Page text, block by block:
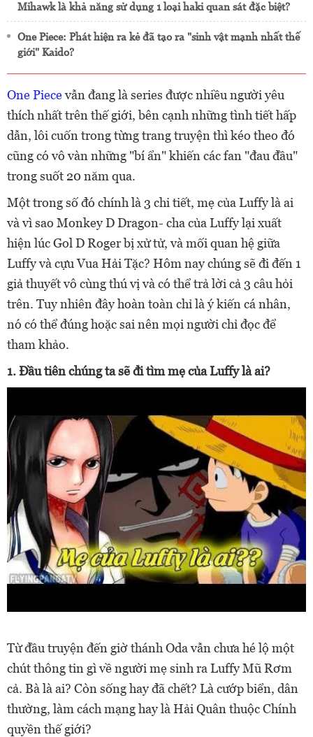
Mihawk là khả năng sử dụng 1 loại haki quan sát đặc biệt?
One Piece: Phát hiện ra kẻ đã tạo ra "sinh vật mạnh nhất thế
giới" Kaido?
One Piecevẫn đang là series được nhiều người yêu
thích nhất trên thế giới, bên cạnh những tình tiết hấp
dẫn, lôi cuốn trong từng trang truyện thì kéo theo đó
cũng có vô vàn những "bí ẩn" khiến các fan "đau đầu"
trong suốt 20 năm qua.
Một trong số đó chính là 3 chi tiết, mẹ của Luffy là ai
và vì sao Monkey D Dragon- cha của Luffy lại xuất
hiện lúc Gol D Roger bị xử tử, và mối quan hệ giữa
Luffy và cựu Vua Hải Tặc? Hôm nay chúng sẽ đi đến 1
giả thuyết vô cùng thú vị và có thể trả lời cả 3 câu hỏi
trên. Tuy nhiên đây hoàn toàn chỉ là ý kiến cá nhân,
nó có thể đúng hoặc sai nên mọi người chỉ đọc để
tham khảo.
1. Đầu tiên chúng ta sẽ đi tìm mẹ của Luffy là ai?
Từ đầu truyện đến giờ thánh Oda vẫn chưa hé lộ một
chút thông tin gì về người mẹ sinh ra Luffy Mũ Rơm
cả. Bà là ai? Còn sống hay đã chết? Là cướp biển, dân
thường, làm cách mạng hay là Hải Quân thuộc Chính
quyền thế giới?